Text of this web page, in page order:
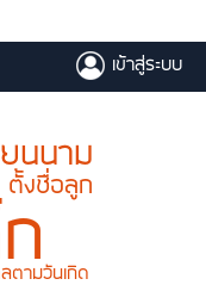
เข้าสู่ระบบ
นนาม
ตั้งชื่อลูก
ตามวันเกิด